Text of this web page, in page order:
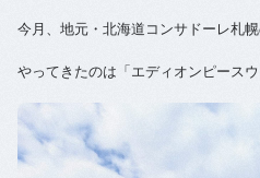
今月、地元・北海道コンサドーレ札
やってきたのは「エディオンピース